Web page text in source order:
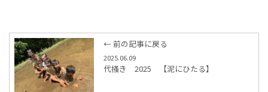
← 前の記事に戻る
2025.06.09
代掻き 2025 【泥にひたる】